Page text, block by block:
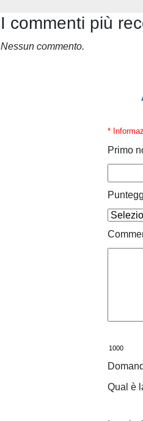
I commenti più
Nessun commento.
*
Primo
Qual è